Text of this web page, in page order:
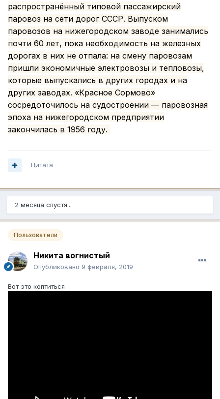
распространённый типовой пассажирский
паровоз на сети дорог СССР. Выпуском
паровозов на нижегородском заводе занимались
почти 60 лет, пока необходимость на железных
дорогах в них не отпала: на смену паровозам
пришли экономичные электровозы и тепловозы,
которые выпускались в других городах и на
других заводах. «Красное Сормово»
сосредоточилось на судостроении — паровозная
эпоха на нижегородском предприятии
закончилась в 1956 году.
Цитата
2 месяца спустя...
Пользователи
Никита вогнистый
Опубликовано 9 февраля, 2019
Вот это коптиться